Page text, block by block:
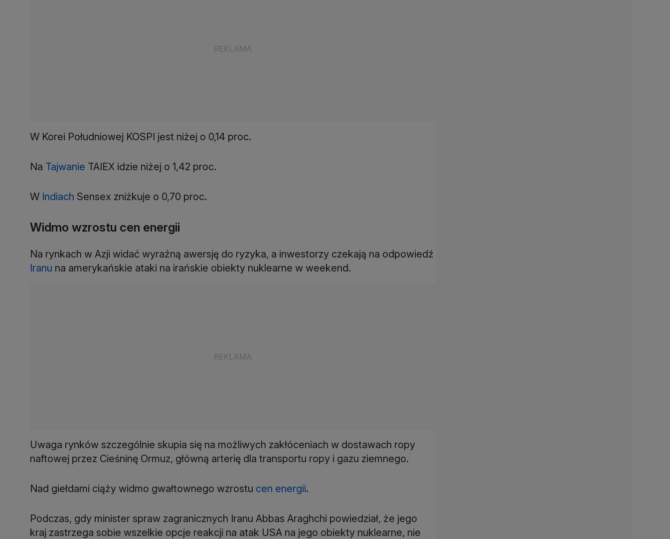
W Korei Południowej KOSPI jest niżej o 0,14 proc.
Na Tajwanie TAIEX idzie niżej o 1,42 proc.
W Indiach Sensex zniżkuje o 0,70 proc.
Widmo wzrostu cen energii
Na rynkach w Azji widać wyraźną awersję do ryzyka, a inwestorzy czekają na odpowiedź
Iranu na amerykańskie ataki na irańskie obiekty nuklearne w weekend.
Uwaga rynków szczególnie skupia się na możliwych zakłóceniach w dostawach ropy
naftowej przez Cieśninę Ormuz, główną arterię dla transportu ropy i gazu ziemnego.
Nad giełdami ciąży widmo gwałtownego wzrostu cen energii.
Podczas, gdy minister spraw zagranicznych Iranu Abbas Araghchi powiedział, że jego
kraj zastrzega sobie wszelkie opcje reakcji na atak USA na jego obiekty nuklearne, nie